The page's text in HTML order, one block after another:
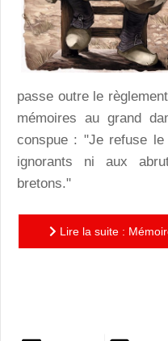
passe outre le
mémoires au grand
conspue : "Je refuse
ignorants ni aux
bretons."
Lire la suite :